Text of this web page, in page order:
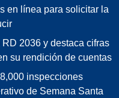
en línea para solicitar la
2036 y destaca cifras
su rendición de cuentas
inspecciones
de Semana Santa